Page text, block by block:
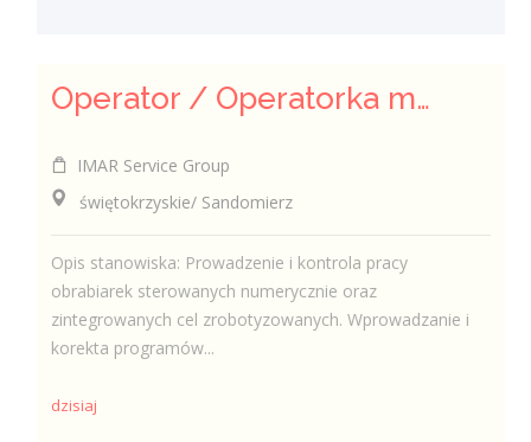
Operator / Operatorka maszyn CNC (K/M)
IMAR Service Group
świętokrzyskie/ Sandomierz
Opis stanowiska: Prowadzenie i kontrola pracy
obrabiarek sterowanych numerycznie oraz
zintegrowanych cel zrobotyzowanych. Wprowadzanie i
korekta programów...
dzisiaj